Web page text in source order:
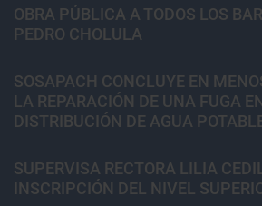
OBRA PÚBLICA A TODOS LOS
PEDRO CHOLULA
SOSAPACH CONCLUYE EN
LA REPARACIÓN DE UNA FUGA
DISTRIBUCIÓN DE AGUA
SUPERVISA RECTORA LILIA
INSCRIPCIÓN DEL NIVEL